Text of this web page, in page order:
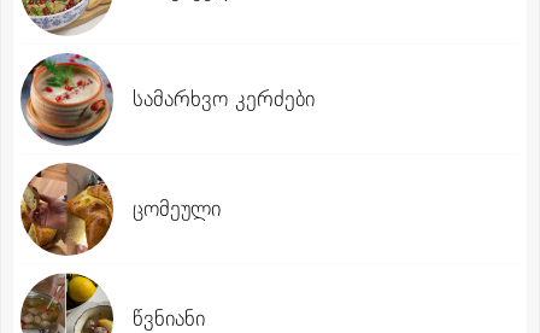
სამარხვო კერძები
ცომეული
წვნიანი